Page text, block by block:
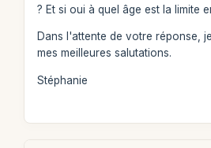
? Et si oui à quel âge est la limite
Dans l'attente de votre réponse,
mes meilleures salutations.
Stéphanie